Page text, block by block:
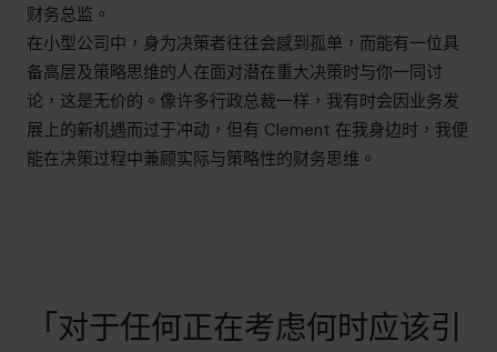
财务总监。
在小型公司中，身为决策者往往会感到孤单，而能有一位具
备高层及策略思维的人在面对潜在重大决策时与你一同讨
论，这是无价的。像许多行政总裁一样，我有时会因业务发
展上的新机遇而过于冲动，但有 Clement 在我身边时，我便
能在决策过程中兼顾实际与策略性的财务思维。
「对于任何正在考虑何时应该引